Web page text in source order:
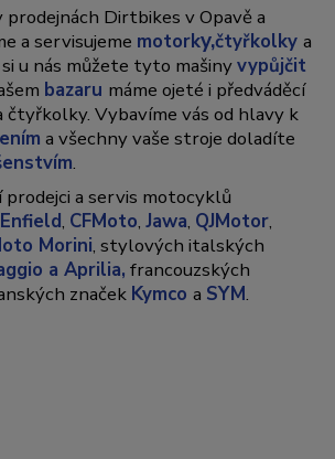
prodejnách Dirtbikes v Opavě a
a servisujeme motorky,čtyřkolkya
si u nás můžete tyto mašinyvypůjčit
bazaru máme ojeté i předváděcí
Vybavíme vás od hlavy k
a všechny vaše stroje doladíte
.
prodejci a servis motocyklů
, CFMoto,Jawa, QJMotor,
Morini, stylových italských
a Aprilia, francouzských
značek Kymcoa SYM.